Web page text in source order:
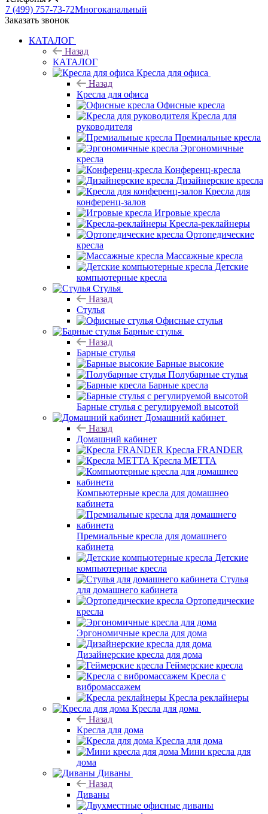
7 (499) 757-73-72Многоканальный
Заказать звонок
КАТАЛОГ
Назад
КАТАЛОГ
Кресла для офиса
Назад
Кресла для офиса
Офисные кресла
Кресла для
руководителя
Премиальные кресла
Эргономичные
кресла
Конференц-кресла
Дизайнерские кресла
Кресла для
конференц-залов
Игровые кресла
Кресла-реклайнеры
Ортопедические
кресла
Массажные кресла
Детские
компьютерные кресла
Стулья
Назад
Стулья
Офисные стулья
Барные стулья
Назад
Барные стулья
Барные высокие
Полубарные стулья
Барные кресла
Барные стулья с регулируемой высотой
Домашний кабинет
Назад
Домашний кабинет
Кресла FRANDER
Кресла METTA
Компьютерные кресла для домашнео
кабинета
Премиальные кресла для домашнего
кабинета
Детские
компьютерные кресла
Стулья
для домашнего кабинета
Ортопедические
кресла
Эргономичные кресла для дома
Дизайнерские кресла для дома
Геймерские кресла
Кресла с
вибромассажем
Кресла реклайнеры
Кресла для дома
Назад
Кресла для дома
Кресла для дома
Мини кресла для
дома
Диваны
Назад
Диваны